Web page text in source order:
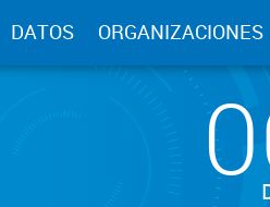
DATOS ORGANIZACIONES